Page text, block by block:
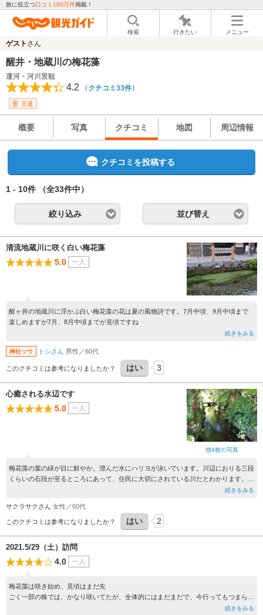
旅に役立つ口コミ100万件掲載！
検索 行きたい メニュー
ゲスト さん
醒井・地蔵川の梅花藻
運河・河川景観
4.2 （ クチコミ33件）
王道
概要 写真 クチコミ 地図 周辺情報
クチコミを投稿する
1 - 10件 （全33件中）
絞り込み 並び替え
清流地蔵川に咲く白い梅花藻
5.0 一人
醒ヶ井の地蔵川に浮かぶ白い梅花藻の花は夏の風物詩です。7月中頃、9月中頃まで
楽しめますが7月、8月中頃までが見頃ですね
続きをみる
神社ツウ トシさん 男性／60代
このクチコミは参考になりましたか？ はい 3
他4枚の写真
心癒される水辺です
5.0 一人
梅花藻の葉の緑が目に鮮やか。澄んだ水にハリヨが泳いでいます。川辺におりる三段
くらいの石段が至るところにあって、住民に大切にされている川だとわかります。宿
場風の街並みとあいまって、心落ち着く、癒される風景です。梅花藻の花が咲く頃に
続きをみる
サクラサクさん 女性／60代
このクチコミは参考になりましたか？ はい 2
2021.5/29（土）訪問
4.0 一人
梅花藻は咲き始め、見頃はまだ先
ごく一部の株では、かなり咲いてたが、全体的にはまだまだで、今行ってもつまらな
続きをみる